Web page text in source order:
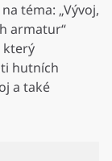
téma: „Vývoj,
armatur“
který
hutních
a také